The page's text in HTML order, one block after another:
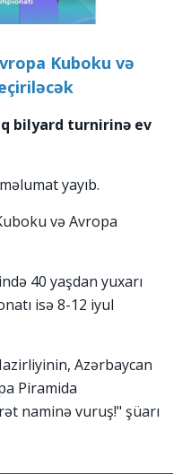
Kuboku və
bilyard turnirinə ev
yayıb.
və Avropa
40 yaşdan yuxarı
isə 8-12 iyul
Azərbaycan
Piramida
naminə vuruş!" şüarı